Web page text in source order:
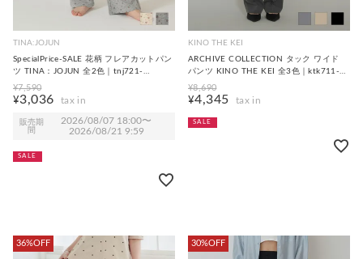
TINA:JOJUN
SpecialPrice-SALE 花柄 フレアカットパン
ツ TINA：JOJUN 全2色｜tnj721-
1061【2】
¥7,590
¥3,036
販売期
間
2026/08/07 18:00〜
2026/08/21 9:59
SALE
KINO THE KEI
ARCHIVE COLLECTION タック ワイド
パンツ KINO THE KEI 全3色｜ktk711-
0013【2】
¥8,690
¥4,345
SALE
36%OFF 30%OFF